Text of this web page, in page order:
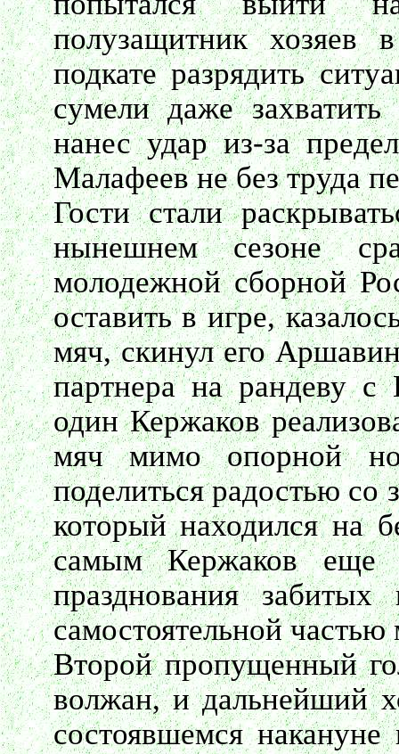
полузащитник хозяев
подкате разрядить
сумели даже
нанес удар из-за
Малафеев не без труда
Гости стали
нынешнем сезоне
молодежной сборной
оставить в игре,
мяч, скинул его
партнера на рандеву
один Кержаков
мяч мимо опорной
поделиться радостью со
который находился на
самым Кержаков еще
празднования
самостоятельной частью
Второй пропущенный
волжан, и дальнейший
состоявшемся